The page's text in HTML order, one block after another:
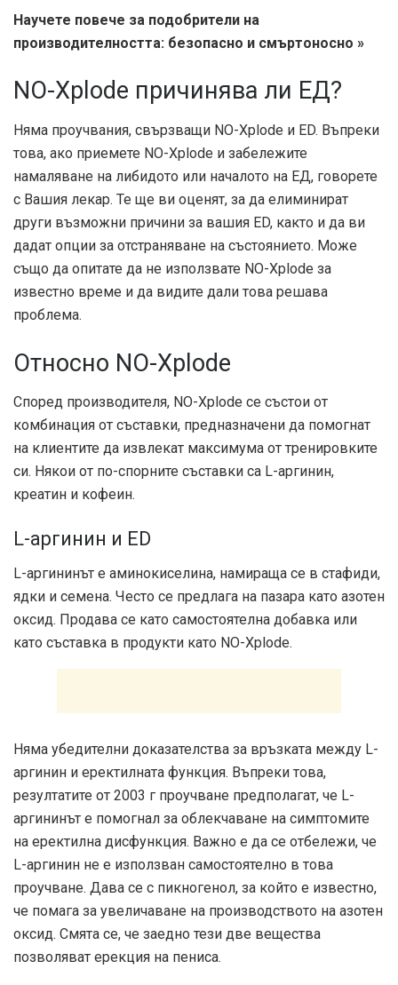
Научете повече за подобрители на
производителността: безопасно и смъртоносно »
NO-Xplode причинява ли ЕД?
Няма проучвания, свързващи NO-Xplode и ED. Въпреки
това, ако приемете NO-Xplode и забележите
намаляване на либидото или началото на ЕД, говорете
с Вашия лекар. Те ще ви оценят, за да елиминират
други възможни причини за вашия ED, както и да ви
дадат опции за отстраняване на състоянието. Може
също да опитате да не използвате NO-Xplode за
известно време и да видите дали това решава
проблема.
Относно NO-Xplode
Според производителя, NO-Xplode се състои от
комбинация от съставки, предназначени да помогнат
на клиентите да извлекат максимума от тренировките
си. Някои от по-спорните съставки са L-аргинин,
креатин и кофеин.
L-аргинин и ED
L-аргининът е аминокиселина, намираща се в стафиди,
ядки и семена. Често се предлага на пазара като азотен
оксид. Продава се като самостоятелна добавка или
като съставка в продукти като NO-Xplode.
Няма убедителни доказателства за връзката между L-
аргинин и еректилната функция. Въпреки това,
резултатите от 2003 г проучване предполагат, че L-
аргининът е помогнал за облекчаване на симптомите
на еректилна дисфункция. Важно е да се отбележи, че
L-аргинин не е използван самостоятелно в това
проучване. Дава се с пикногенол, за който е известно,
че помага за увеличаване на производството на азотен
оксид. Смята се, че заедно тези две вещества
позволяват ерекция на пениса.